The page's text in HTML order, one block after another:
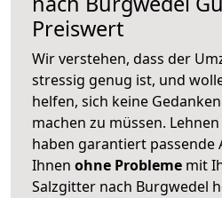
Preiswert
Wir verstehen, dass der
stressig genug ist, und
helfen, sich keine
machen zu müssen.
haben garantiert passende
Ihnen ohne Probleme mit
Salzgitter nach Burgwedel